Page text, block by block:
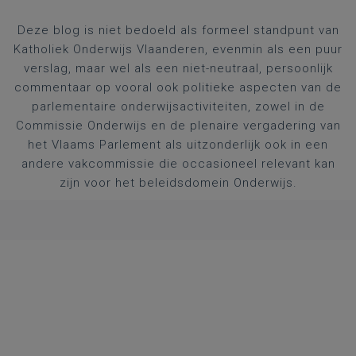
Deze blog is niet bedoeld als formeel standpunt van
Katholiek Onderwijs Vlaanderen, evenmin als een puur
verslag, maar wel als een niet-neutraal, persoonlijk
commentaar op vooral ook politieke aspecten van de
parlementaire onderwijsactiviteiten, zowel in de
Commissie Onderwijs en de plenaire vergadering van
het Vlaams Parlement als uitzonderlijk ook in een
andere vakcommissie die occasioneel relevant kan
zijn voor het beleidsdomein Onderwijs.